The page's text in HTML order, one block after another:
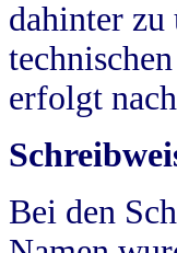
dahinter zu
erfolgt
Bei den